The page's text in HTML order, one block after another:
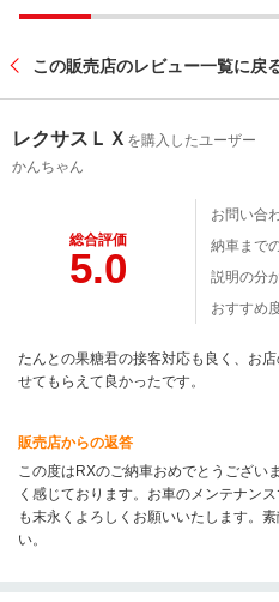
この販売店のレビュー一覧に戻
レクサスＬＸ を購入したユーザー
かんちゃん
総合評価
5.0
お問い合
納車まで
説明の分
おすすめ
たんとの果糖君の接客対応も良く、お
せてもらえて良かったです。
販売店からの返答
この度はRXのご納車おめでとうござい
く感じております。お車のメンテナン
も末永くよろしくお願いいたします。
い。